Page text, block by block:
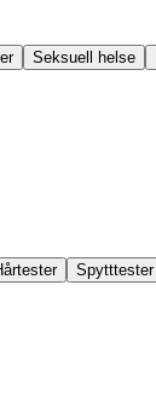
Seksuell helse
Spytttester